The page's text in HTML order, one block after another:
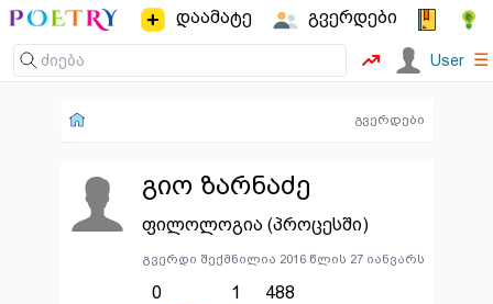
დაამატე გვერდები
User ☰
გვერდები
გიო ზარნაძე
ფილოლოგია (პროცესში)
გვერდი შექმნილია 2016 წლის 27 იანვარს
0 1 488